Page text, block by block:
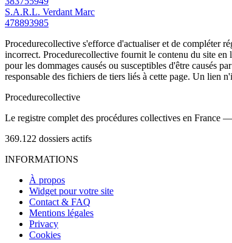
S.A.R.L. Verdant Marc
478893985
Procedurecollective s'efforce d'actualiser et de compléter
incorrect. Procedurecollective fournit le contenu du site
pour les dommages causés ou susceptibles d'être causés
responsable des fichiers de tiers liés à cette page. Un lien
Procedurecollective
Le registre complet des procédures collectives en France
369.122 dossiers actifs
INFORMATIONS
À propos
Widget pour votre site
Contact & FAQ
Mentions légales
Privacy
Cookies